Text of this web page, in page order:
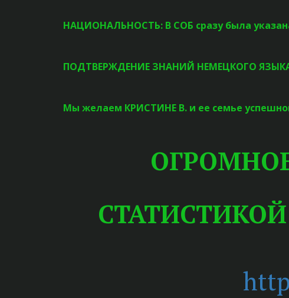
НАЦИОНАЛЬНОСТЬ: В СОБ сразу была
ПОДТВЕРЖДЕНИЕ ЗНАНИЙ НЕМЕЦКОГО ЯЗЫКА:
Мы желаем КРИСТИНЕ В. и ее семье